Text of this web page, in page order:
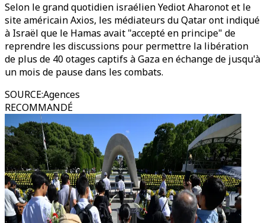
Selon le grand quotidien israélien Yediot Aharonot et le
site américain Axios, les médiateurs du Qatar ont indiqué
à Israël que le Hamas avait "accepté en principe" de
reprendre les discussions pour permettre la libération
de plus de 40 otages captifs à Gaza en échange de jusqu'à
un mois de pause dans les combats.
SOURCE:Agences
RECOMMANDÉ